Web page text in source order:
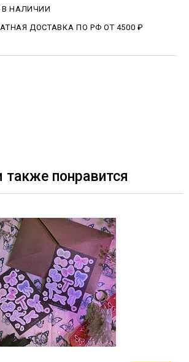
В НАЛИЧИИ
ДОСТАВКА ПО РФ ОТ 4500 ₽
также понравится